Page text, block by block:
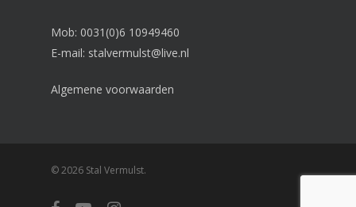
Mob: 0031(0)6 10949460
E-mail: stalvermulst@live.nl
Algemene voorwaarden
© 2026 Stal Vermulst.